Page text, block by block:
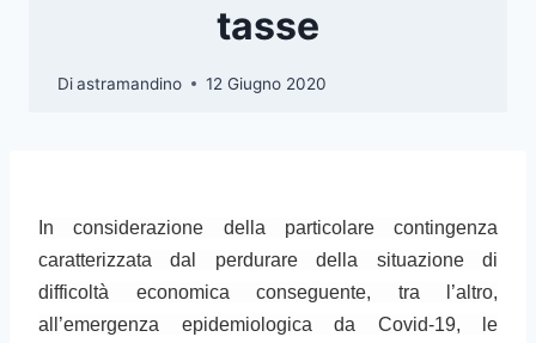
tasse
Diastramandino 12 Giugno 2020
In considerazione della particolare contingenza
caratterizzata dal perdurare della situazione di
difficoltà economica conseguente, tra l’altro,
all’emergenza epidemiologica da Covid-19, le